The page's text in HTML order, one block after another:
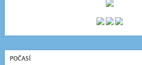
POČASÍ